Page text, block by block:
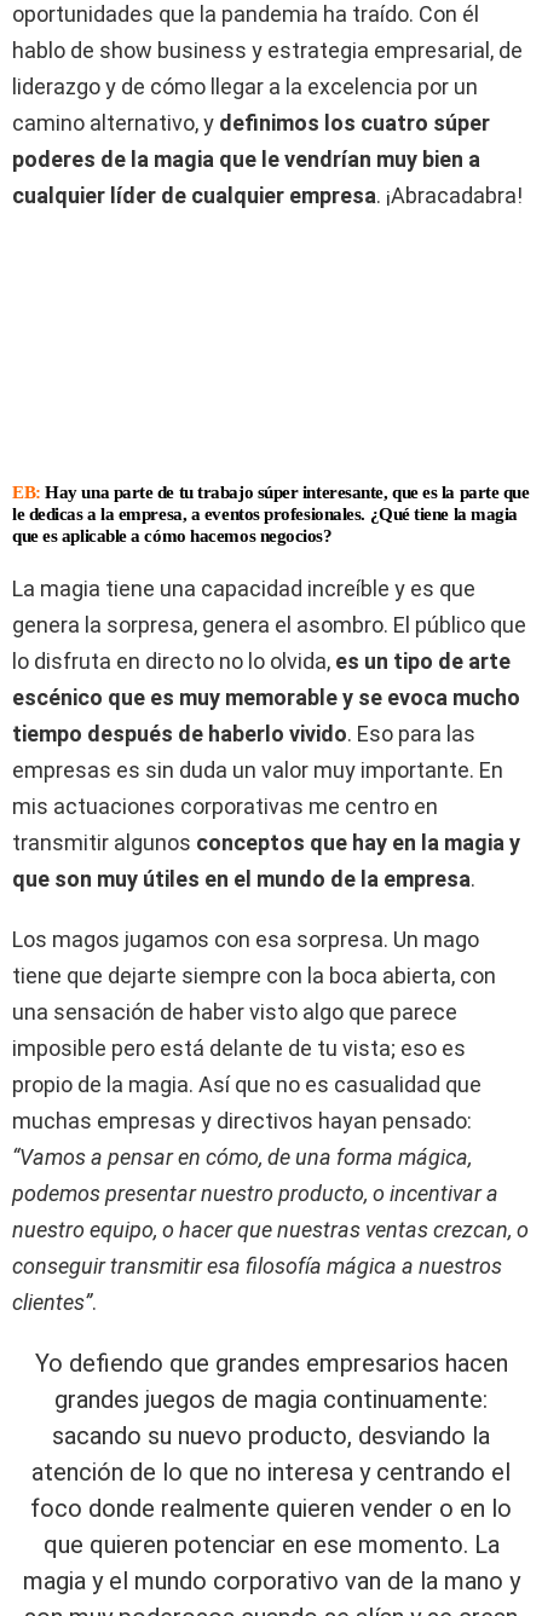
oportunidades que la pandemia ha traído. Con él
hablo de show business y estrategia empresarial, de
liderazgo y de cómo llegar a la excelencia por un
camino alternativo, y definimos los cuatro súper
poderes de la magia que le vendrían muy bien a
cualquier líder de cualquier empresa. ¡Abracadabra!
EB: Hay una parte de tu trabajo súper interesante, que es la parte que
le dedicas a la empresa, a eventos profesionales. ¿Qué tiene la magia
que es aplicable a cómo hacemos negocios?
La magia tiene una capacidad increíble y es que
genera la sorpresa, genera el asombro. El público que
lo disfruta en directo no lo olvida, es un tipo de arte
escénico que es muy memorable y se evoca mucho
tiempo después de haberlo vivido. Eso para las
empresas es sin duda un valor muy importante. En
mis actuaciones corporativas me centro en
transmitir algunos conceptos que hay en la magia y
que son muy útiles en el mundo de la empresa.
Los magos jugamos con esa sorpresa. Un mago
tiene que dejarte siempre con la boca abierta, con
una sensación de haber visto algo que parece
imposible pero está delante de tu vista; eso es
propio de la magia. Así que no es casualidad que
muchas empresas y directivos hayan pensado:
“Vamos a pensar en cómo, de una forma mágica,
podemos presentar nuestro producto, o incentivar a
nuestro equipo, o hacer que nuestras ventas crezcan, o
conseguir transmitir esa filosofía mágica a nuestros
clientes”.
Yo defiendo que grandes empresarios hacen
grandes juegos de magia continuamente:
sacando su nuevo producto, desviando la
atención de lo que no interesa y centrando el
foco donde realmente quieren vender o en lo
que quieren potenciar en ese momento. La
magia y el mundo corporativo van de la mano y